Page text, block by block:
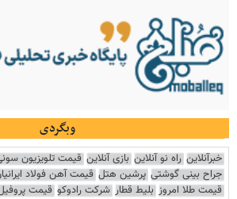
وبگردی
خبرآنلاین راه نو آنلاین بازی آنلاین قیمت تلویزیون
جراح بینی گوشتی پرشین هتل قیمت آهن فولاد
قیمت طلا امروز بلیط قطار شرکت رادوکو قیمت